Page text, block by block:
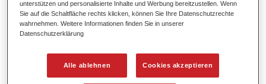
Bietet eine hohe Farbtongenauigkeit und gleichmäßige
Effektausrichtung.
Fördert kurze Prozesszeiten.
Ermöglicht einfaches und sicheres Einlackieren.
Kann variabel eingesetzt werden, z.B. für Innenraum-,
Mehrschicht- und Mehrfarbenlackierungen.
unterstützen und personalisierte Inhalte und Werbung bereitzustellen. Wenn
Sie auf die Schaltfläche rechts klicken, können Sie Ihre Datenschutzrechte
wahrnehmen. Weitere Informationen finden Sie in unserer
Datenschutzerklärung
Alle ablehnen Cookies akzeptieren